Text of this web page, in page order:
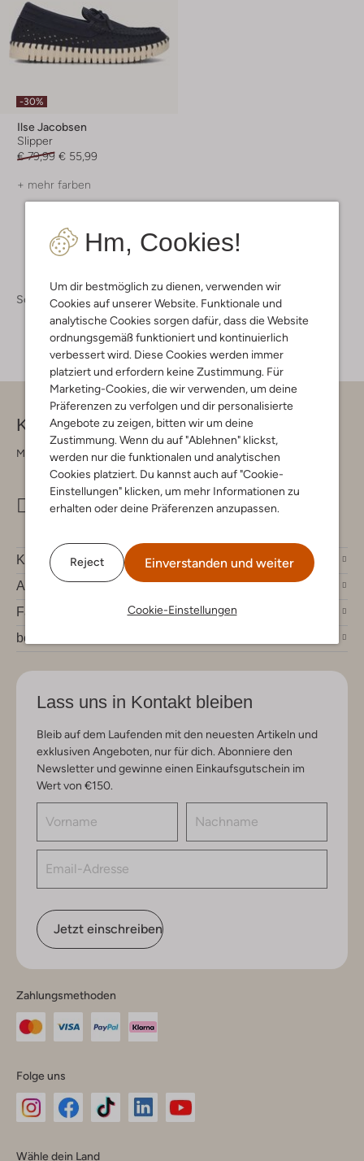
Hm, Cookies!
Um dir bestmöglich zu dienen, verwenden wir
Cookies auf unserer Website. Funktionale und
analytische Cookies sorgen dafür, dass die Website
ordnungsgemäß funktioniert und kontinuierlich
verbessert wird. Diese Cookies werden immer
platziert und erfordern keine Zustimmung. Für
Marketing-Cookies, die wir verwenden, um deine
Präferenzen zu verfolgen und dir personalisierte
Angebote zu zeigen, bitten wir um deine
Zustimmung. Wenn du auf "Ablehnen" klickst,
werden nur die funktionalen und analytischen
Cookies platziert. Du kannst auch auf "Cookie-
Einstellungen" klicken, um mehr Informationen zu
erhalten oder deine Präferenzen anzupassen.
Reject Einverstanden und weiter
Cookie-Einstellungen
-30%
Ilse Jacobsen
Slipper
€ 79,99 € 55,99
+ mehr farben
Schuhe Schuhe Damen
Kontakt
Montag - Freitag 09:00 - 17:00 uur
info@omoda.de
Kundenservice
Account
Fashion News
bei Omoda
Lass uns in Kontakt bleiben
Bleib auf dem Laufenden mit den neuesten Artikeln und
exklusiven Angeboten, nur für dich. Abonniere den
Newsletter und gewinne einen Einkaufsgutschein im
Wert von €150.
Jetzt einschreiben
Zahlungsmethoden
Folge uns
Wähle dein Land